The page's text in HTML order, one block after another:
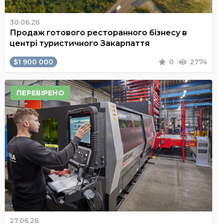
30.06.26
Продаж готового ресторанного бізнесу в
центрі туристичного Закарпаття
$1 900 000 0 2774
ПЕРЕВІРЕНО
27.06.26